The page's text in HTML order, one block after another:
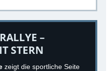
–
STERN
zeigt die sportliche Seite